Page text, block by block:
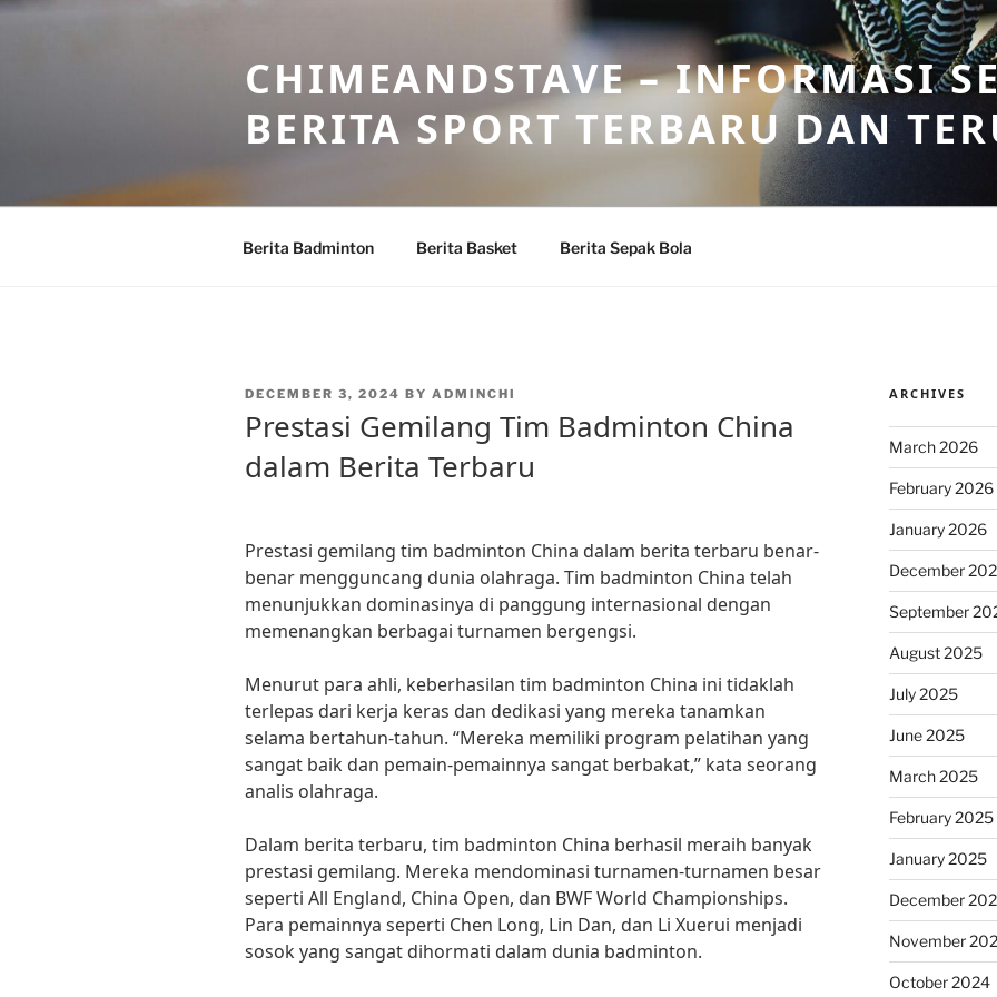
Skip
CHIMEANDSTAVE – INFORMASI
BERITA SPORT TERBARU DAN
Berita Badminton Berita Basket Berita Sepak Bola
POSTED
DECEMBER 3, 2024 BY ADMINCHI
Prestasi Gemilang Tim Badminton China
dalam Berita Terbaru
Prestasi gemilang tim badminton China dalam berita terbaru benar-
benar mengguncang dunia olahraga. Tim badminton China telah
menunjukkan dominasinya di panggung internasional dengan
memenangkan berbagai turnamen bergengsi.
Menurut para ahli, keberhasilan tim badminton China ini tidaklah
terlepas dari kerja keras dan dedikasi yang mereka tanamkan
selama bertahun-tahun. “Mereka memiliki program pelatihan yang
sangat baik dan pemain-pemainnya sangat berbakat,” kata seorang
analis olahraga.
Dalam berita terbaru, tim badminton China berhasil meraih banyak
prestasi gemilang. Mereka mendominasi turnamen-turnamen besar
seperti All England, China Open, dan BWF World Championships.
Para pemainnya seperti Chen Long, Lin Dan, dan Li Xuerui menjadi
sosok yang sangat dihormati dalam dunia badminton.
ARCHIVES
March 2026
February 2026
January 2026
December
September
August 2025
July 2025
June 2025
March 2025
February 2025
January 2025
December
November
October 2024